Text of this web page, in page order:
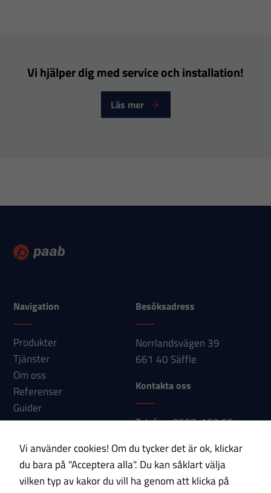
Vi hjälper dig med service och installation!
Läs mer
Navigation
Produkter
Tjänster
Om oss
Referenser
Guider
Nyheter
Kontakt
Besöksadress
Norrlandsvägen 39
661 40 Säffle
Kontakta oss
Telefon: 0533-150 60
info@paab.com
Vi använder cookies! Om du tycker det är ok, klickar
du bara på "Acceptera alla". Du kan såklart välja
vilken typ av kakor du vill ha genom att klicka på
cookies går
inte att välja
bort. De
behövs för
funktionalitet
uppbyggnad,
baserat på
hemsidan
Upplevelse
För att vår
hemsida ska